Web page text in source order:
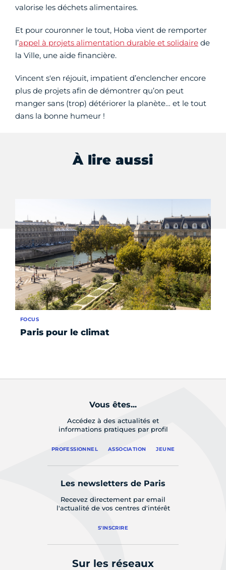
valorise les déchets alimentaires.
Et pour couronner le tout, Hoba vient de remporter
l’appel à projets alimentation durable et solidaire de
la Ville, une aide financière.
Vincent s'en réjouit, impatient d’enclencher encore
plus de projets afin de démontrer qu’on peut
manger sans (trop) détériorer la planète… et le tout
dans la bonne humeur !
À lire aussi
Paris pour le climat
FOCUS
Vous êtes...
Accédez à des actualités et
informations pratiques par profil
PROFESSIONNEL ASSOCIATION JEUNE
Les newsletters de Paris
Recevez directement par email
l'actualité de vos centres d'intérêt
S'INSCRIRE
Sur les réseaux